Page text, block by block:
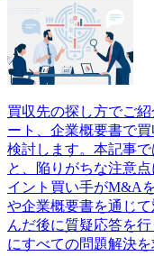
買収先の探し方でご
ート、企業概要書で
検討します。本記事
と、陥りがちな注意
イント買い手がM&A
や企業概要書を通じ
んだ後に質疑応答を
にすべての問題解決を